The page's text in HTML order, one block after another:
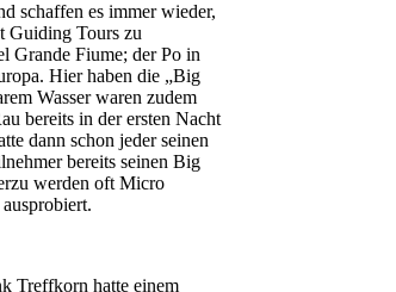
schaffen es immer wieder,
Guiding Tours zu
Grande Fiume; der Po in
Hier haben die „Big
Wasser waren zudem
bereits in der ersten Nacht
dann schon jeder seinen
bereits seinen Big
werden oft Micro
Treffkorn hatte einem